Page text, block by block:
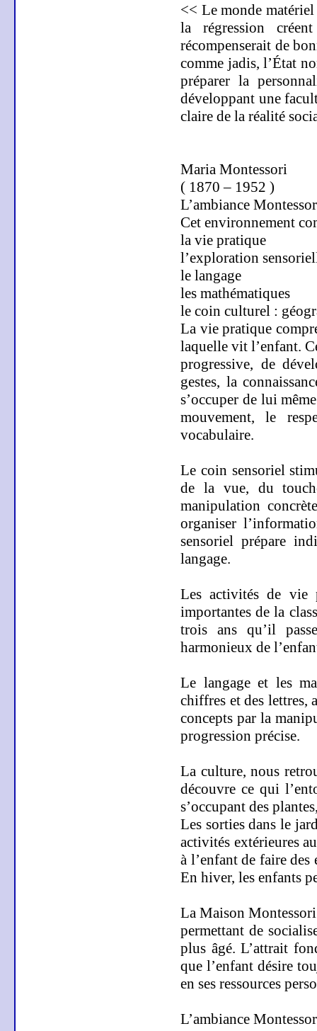
<< Le monde
la régression
récompenserait de
comme jadis, l’État
préparer la
développant une
claire de la réalité
Maria Montessori
( 1870 – 1952 )
L’ambiance
Cet environnement
la vie pratique
l’exploration
le langage
les mathématiques
le coin culturel :
La vie pratique
laquelle vit l’enfant.
progressive, de
gestes, la
s’occuper de lui
mouvement, le
vocabulaire.
Le coin sensoriel
de la vue, du
manipulation
organiser
sensoriel prépare
langage.
Les activités de vie
importantes dela
trois ans qu’il
harmonieux de
Le langage et les
chiffres et des lettres,
concepts par la
progression précise.
La culture, nous
découvre ce qui
s’occupant des
Les sorties dans le
activités extérieures
à l’enfant de faire
En hiver, les enfants
La Maison Montessori
permettant de
plus âgé. L’attrait
que l’enfant désire
en ses ressources
L’ambiance